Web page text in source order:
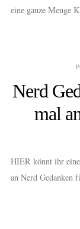
eine ganze Menge
Nerd
mal
HIER könnt ihr
an Nerd Gedanken